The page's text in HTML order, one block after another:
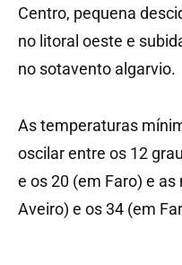
Centro, pequena
no litoral oeste e
no sotavento algarvio.
As temperaturas
oscilar entre os 12
e os 20 (em Faro) e
Aveiro) e os 34 (em